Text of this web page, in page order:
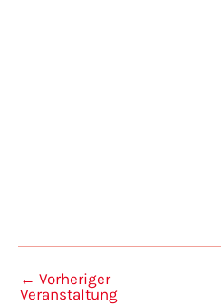
← Vorheriger
Veranstaltung